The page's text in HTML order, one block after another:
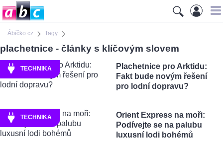
Ábíčko.cz Tagy
plachetnice - články s klíčovým slovem
TECHNIKA
Plachetnice pro Arktidu:
Fakt bude novým řešení
pro lodní dopravu?
TECHNIKA
Orient Express na moři:
Podívejte se na palubu
luxusní lodi bohémů